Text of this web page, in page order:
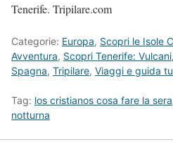
Tenerife. Tripilare.com
Categorie: Europa, Scopri le Isole
Avventura, Scopri Tenerife:
Spagna, Tripilare, Viaggi e guida
Tag: los cristianos cosa fare la sera
notturna